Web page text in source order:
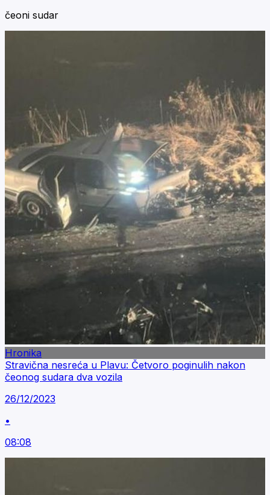
čeoni sudar
Hronika
Stravična nesreća u Plavu: Četvoro poginulih nakon
čeonog sudara dva vozila
26/12/2023
•
08:08